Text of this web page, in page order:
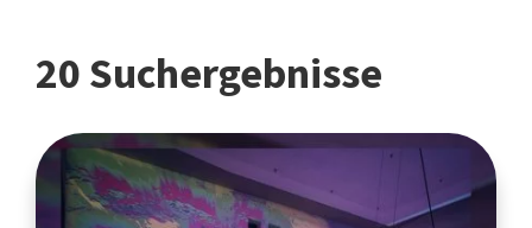
20 Suchergebnisse